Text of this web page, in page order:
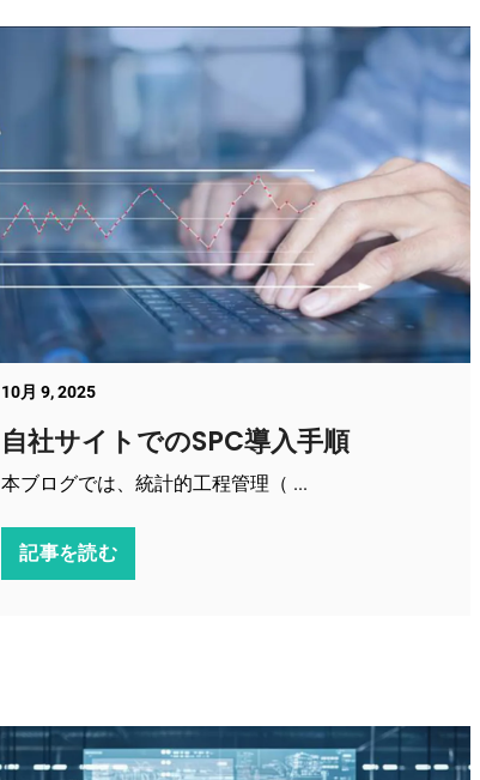
10月 9, 2025
自社サイトでのSPC導入手順
本ブログでは、統計的工程管理（ ...
記事を読む